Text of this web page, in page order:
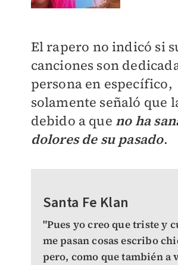
El rapero no indicó si
canciones son
persona en específico,
solamente señaló que
debido a que no ha
dolores de su pasado.
Santa Fe Klan
"Pues yo creo que triste y
me pasan cosas escribo
pero, como que también a